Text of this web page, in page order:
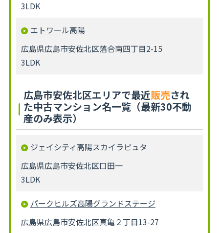
3LDK
エトワール高陽
広島県広島市安佐北区落合南四丁目2-15
3LDK
広島市安佐北区エリアで最近販売され
た中古マンション名一覧（最新30不動
産のみ表示）
ジェイシティ高陽スカイラピュタ
広島県広島市安佐北区口田一
3LDK
パークヒルズ高陽グランドステージ
広島県広島市安佐北区真亀２丁目13-27